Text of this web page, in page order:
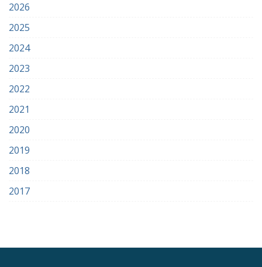
2026
2025
2024
2023
2022
2021
2020
2019
2018
2017